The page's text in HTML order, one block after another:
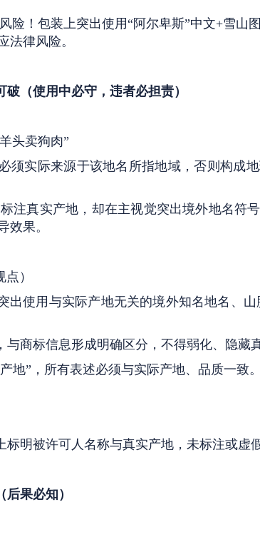
险！包装上突出使用“阿尔卑斯”中文+雪山
法律风险。
（使用中必守，违者必担责）
头卖狗肉”
须实际来源于该地名所指地域，否则构成
注真实产地，却在主视觉突出境外地名
效果。
）
出使用与实际产地无关的境外知名地名、
商标信息形成明确区分，不得弱化、隐藏
地”，所有表述必须与实际产地、品质一致。
明被许可人名称与真实产地，未标注或虚
果必知）